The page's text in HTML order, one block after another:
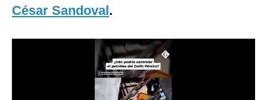
Club del Suscriptor
Mix
César Sandoval.